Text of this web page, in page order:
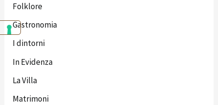
Folklore
Gastronomia
I dintorni
In Evidenza
La Villa
Matrimoni